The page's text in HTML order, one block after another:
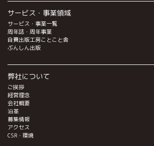
サービス・事業領域
サービス・事業一覧
周年誌・周年事業
自費出版工房ことこと舎
ぶんしん出版
弊社について
ご挨拶
経営理念
会社概要
沿革
募集情報
アクセス
CSR・環境